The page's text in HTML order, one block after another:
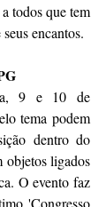
todos que tem
encantos.
9 e 10 de
tema podem
dentro do
objetos ligados
O evento faz
'Congresso